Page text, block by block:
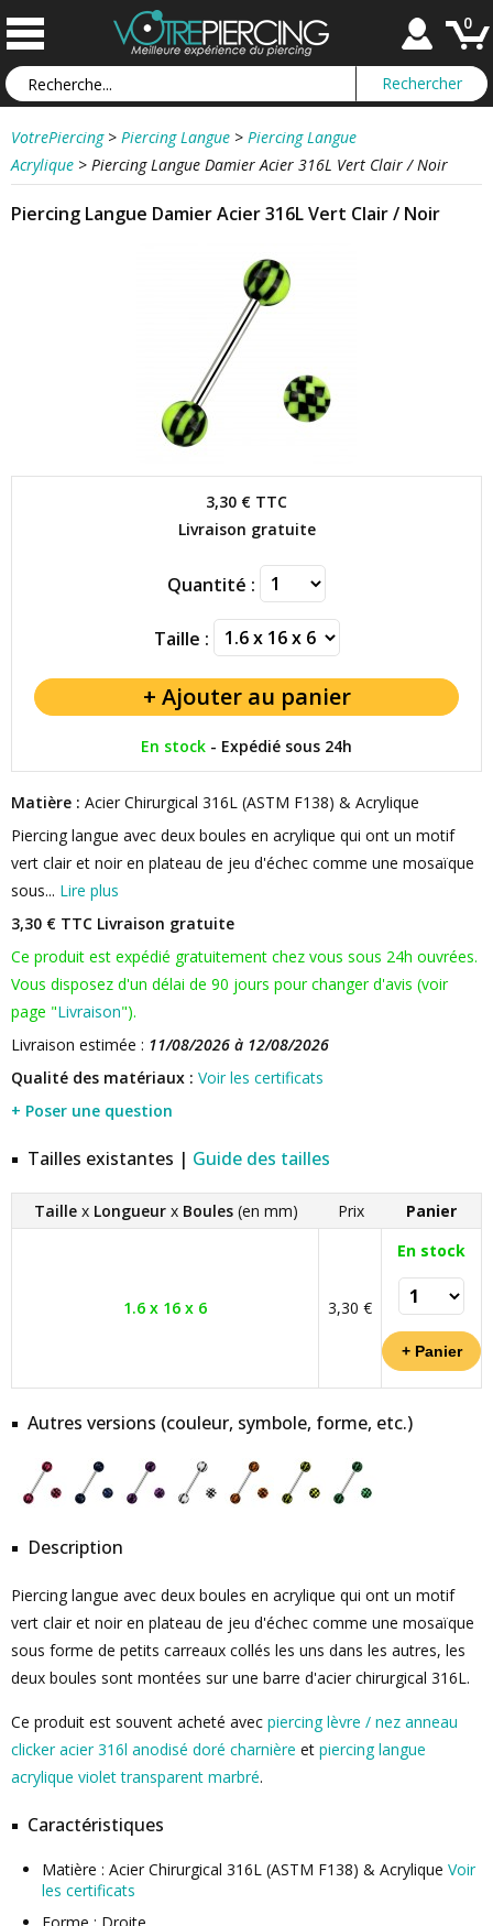
0
VotrePiercing > Piercing Langue > Piercing Langue
Acrylique > Piercing Langue Damier Acier 316L Vert Clair / Noir
Piercing Langue Damier Acier 316L Vert Clair / Noir
3,30 € TTC
Livraison gratuite
Quantité :
Taille :
En stock - Expédié sous 24h
Matière : Acier Chirurgical 316L (ASTM F138) & Acrylique
Piercing langue avec deux boules en acrylique qui ont un motif
vert clair et noir en plateau de jeu d'échec comme une mosaïque
sous... Lire plus
3,30 € TTC Livraison gratuite
Ce produit est expédié gratuitement chez vous sous 24h ouvrées.
Vous disposez d'un délai de 90 jours pour changer d'avis (voir
page "Livraison").
Livraison estimée : 11/08/2026 à 12/08/2026
Qualité des matériaux : Voir les certificats
+ Poser une question
Tailles existantes | Guide des tailles
Taille x Longueur x Boules (en mm) Prix Panier
1.6 x 16 x 6 3,30 €
En stock
Autres versions (couleur, symbole, forme, etc.)
Description
Piercing langue avec deux boules en acrylique qui ont un motif
vert clair et noir en plateau de jeu d'échec comme une mosaïque
sous forme de petits carreaux collés les uns dans les autres, les
deux boules sont montées sur une barre d'acier chirurgical 316L.
Ce produit est souvent acheté avec piercing lèvre / nez anneau
clicker acier 316l anodisé doré charnière et piercing langue
acrylique violet transparent marbré.
Caractéristiques
Matière : Acier Chirurgical 316L (ASTM F138) & Acrylique Voir
les certificats